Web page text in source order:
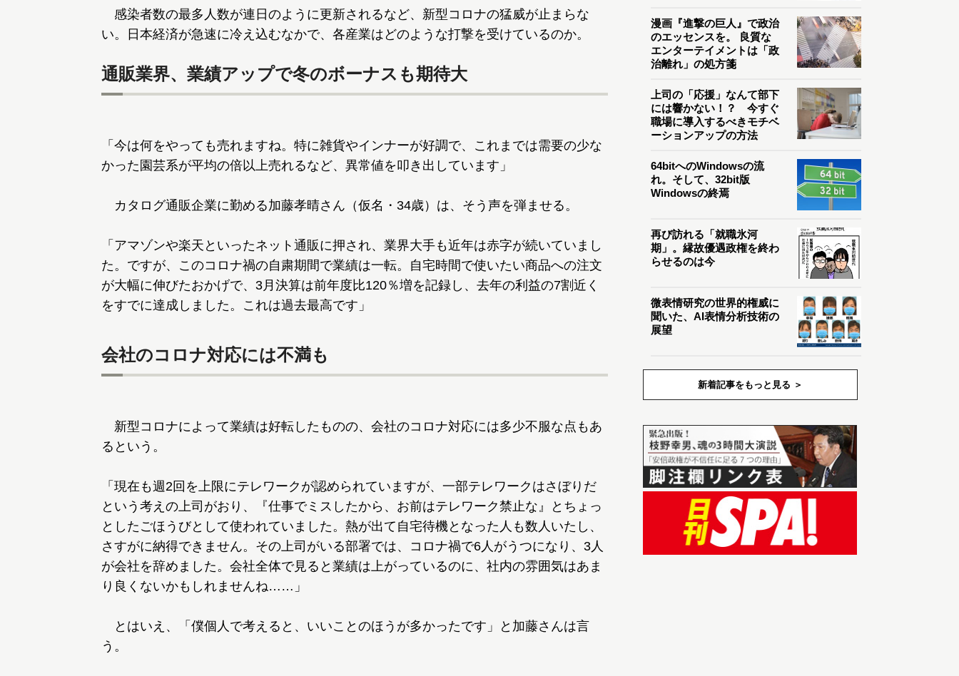
感染者数の最多人数が連日のように更新されるなど、新型コロナの猛威が止まらな
い。日本経済が急速に冷え込むなかで、各産業はどのような打撃を受けているのか。
通販業界、業績アップで冬のボーナスも期待大
「今は何をやっても売れますね。特に雑貨やインナーが好調で、これまでは需要の少な
かった園芸系が平均の倍以上売れるなど、異常値を叩き出しています」
カタログ通販企業に勤める加藤孝晴さん（仮名・34歳）は、そう声を弾ませる。
「アマゾンや楽天といったネット通販に押され、業界大手も近年は赤字が続いていまし
た。ですが、このコロナ禍の自粛期間で業績は一転。自宅時間で使いたい商品への注文
が大幅に伸びたおかげで、3月決算は前年度比120％増を記録し、去年の利益の7割近く
をすでに達成しました。これは過去最高です」
会社のコロナ対応には不満も
新型コロナによって業績は好転したものの、会社のコロナ対応には多少不服な点もあ
るという。
「現在も週2回を上限にテレワークが認められていますが、一部テレワークはさぼりだ
という考えの上司がおり、『仕事でミスしたから、お前はテレワーク禁止な』とちょっ
としたごほうびとして使われていました。熱が出て自宅待機となった人も数人いたし、
さすがに納得できません。その上司がいる部署では、コロナ禍で6人がうつになり、3人
が会社を辞めました。会社全体で見ると業績は上がっているのに、社内の雰囲気はあま
り良くないかもしれませんね……」
とはいえ、「僕個人で考えると、いいことのほうが多かったです」と加藤さんは言
う。
漫画『進撃の巨人』で政治
のエッセンスを。 良質な
エンターテイメントは「政
治離れ」の処方箋
上司の「応援」なんて部下
には響かない！？ 今すぐ
職場に導入するべきモチベ
ーションアップの方法
64bitへのWindowsの流
れ。そして、32bit版
Windowsの終焉
再び訪れる「就職氷河
期」。縁故優遇政権を終わ
らせるのは今
微表情研究の世界的権威に
聞いた、AI表情分析技術の
展望
新着記事をもっと見る